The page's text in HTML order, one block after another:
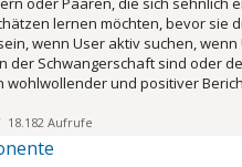
lernen möchten, bevor sie
wenn User aktiv suchen,
Schwangerschaft sind oder
wohlwollender und positiver
18.182 Aufrufe